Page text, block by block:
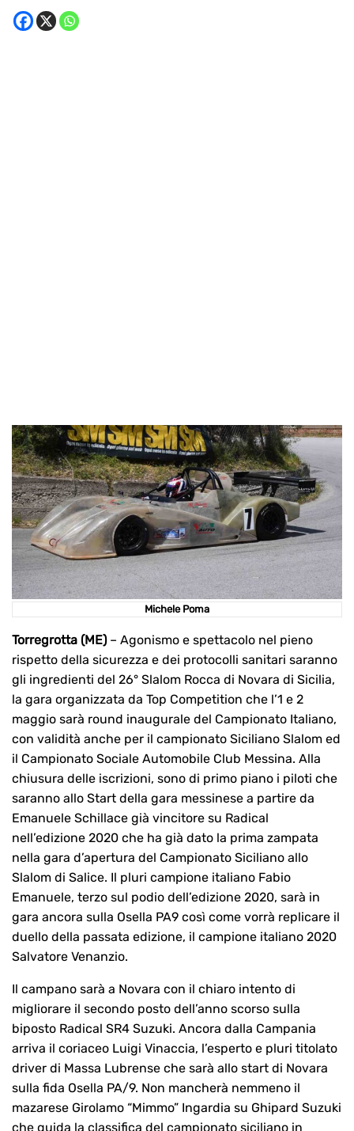
Michele Poma
Torregrotta (ME)– Agonismo e spettacolo nel pieno
rispetto della sicurezza e dei protocolli sanitari saranno
gli ingredienti del 26° Slalom Rocca di Novara di Sicilia,
la gara organizzata da Top Competition che l’1 e 2
maggio sarà round inaugurale del Campionato Italiano,
con validità anche per il campionato Siciliano Slalom ed
il Campionato Sociale Automobile Club Messina. Alla
chiusura delle iscrizioni, sono di primo piano i piloti che
saranno allo Start della gara messinese a partire da
Emanuele Schillace già vincitore su Radical
nell’edizione 2020 che ha già dato la prima zampata
nella gara d’apertura del Campionato Siciliano allo
Slalom di Salice. Il pluri campione italiano Fabio
Emanuele, terzo sul podio dell’edizione 2020, sarà in
gara ancora sulla Osella PA9 così come vorrà replicare il
duello della passata edizione, il campione italiano 2020
Salvatore Venanzio.
Il campano sarà a Novara con il chiaro intento di
migliorare il secondo posto dell’anno scorso sulla
biposto Radical SR4 Suzuki. Ancora dalla Campania
arriva il coriaceo Luigi Vinaccia, l’esperto e pluri titolato
driver di Massa Lubrense che sarà allo start di Novara
sulla fida Osella PA/9. Non mancherà nemmeno il
mazarese Girolamo “Mimmo” Ingardia su Ghipard Suzuki
che guida la classifica del campionato siciliano in